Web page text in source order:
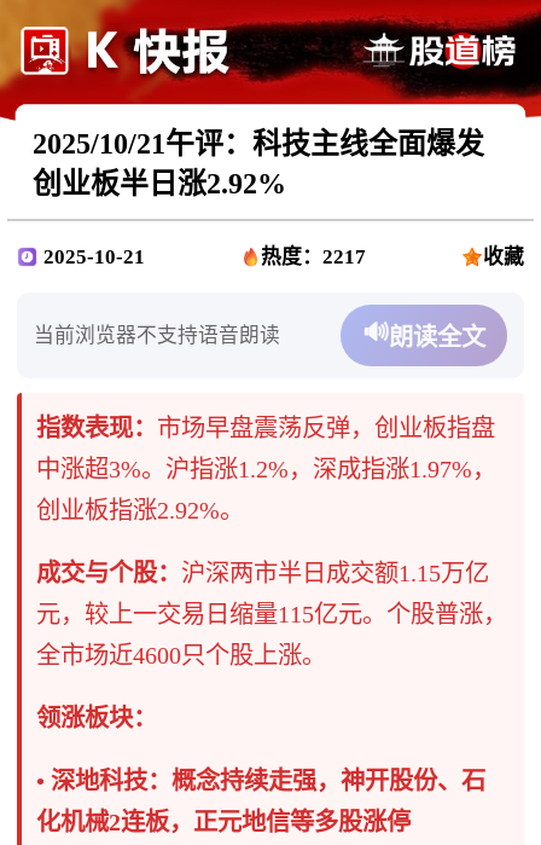
2025/10/21午评：科技主线全面爆发
创业板半日涨2.92%
2025-10-21 热度：2217 收藏
当前浏览器不支持语音朗读 🔊朗读全文
指数表现： 市场早盘震荡反弹，创业板指盘
中涨超3%。沪指涨1.2%，深成指涨1.97%，
创业板指涨2.92%。
成交与个股： 沪深两市半日成交额1.15万亿
元，较上一交易日缩量115亿元。个股普涨，
全市场近4600只个股上涨。
领涨板块：
• 深地科技：概念持续走强，神开股份、石
化机械2连板，正元地信等多股涨停